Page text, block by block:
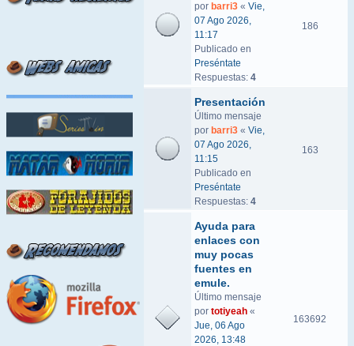
por barri3 « Vie,
07 Ago 2026,
11:17
Publicado en
Preséntate
Respuestas: 4
186
Presentación
Último mensaje
por barri3 « Vie,
07 Ago 2026,
11:15
Publicado en
Preséntate
Respuestas: 4
163
Ayuda para
enlaces con
muy pocas
fuentes en
emule.
Último mensaje
por totiyeah «
Jue, 06 Ago
2026, 13:48
163692